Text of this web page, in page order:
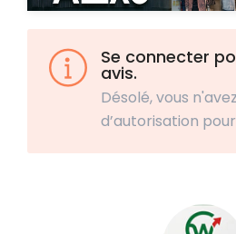
Se connecter
avis.
Désolé, vous
d’autorisation